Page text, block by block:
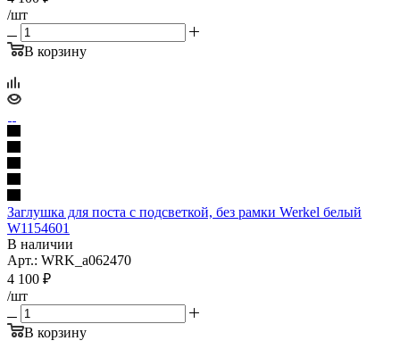
/шт
В корзину
Заглушка для поста с подсветкой, без рамки Werkel белый
W1154601
В наличии
Арт.: WRK_a062470
4 100 ₽
/шт
В корзину